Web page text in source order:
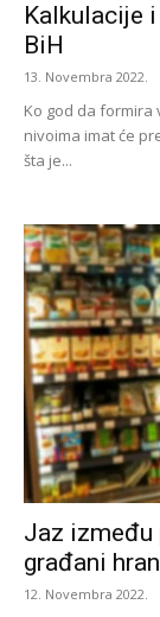
Kalkulacije
BiH
13. Novembra 2022.
Ko god da formira
nivoima imat će
šta je...
Jaz između
građani
12. Novembra 2022.